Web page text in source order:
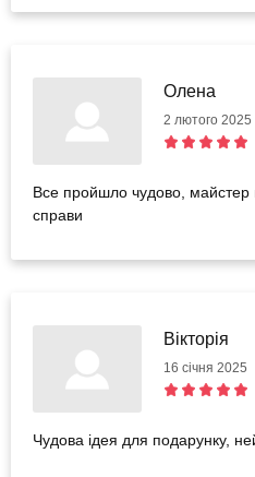
Олена
2 лютого 2025
Все пройшло чудово, майстер
справи
Вікторія
16 січня 2025
Чудова ідея для подарунку,